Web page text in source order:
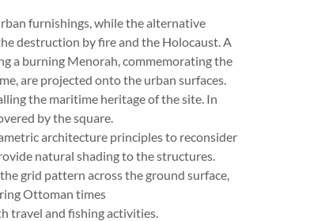
furnishings, while the alternative
destruction by fire and the Holocaust. A
a burning Menorah, commemorating the
are projected onto the urban surfaces.
the maritime heritage of the site. In
by the square.
architecture principles to reconsider
natural shading to the structures.
grid pattern across the ground surface,
Ottoman times
travel and fishing activities.